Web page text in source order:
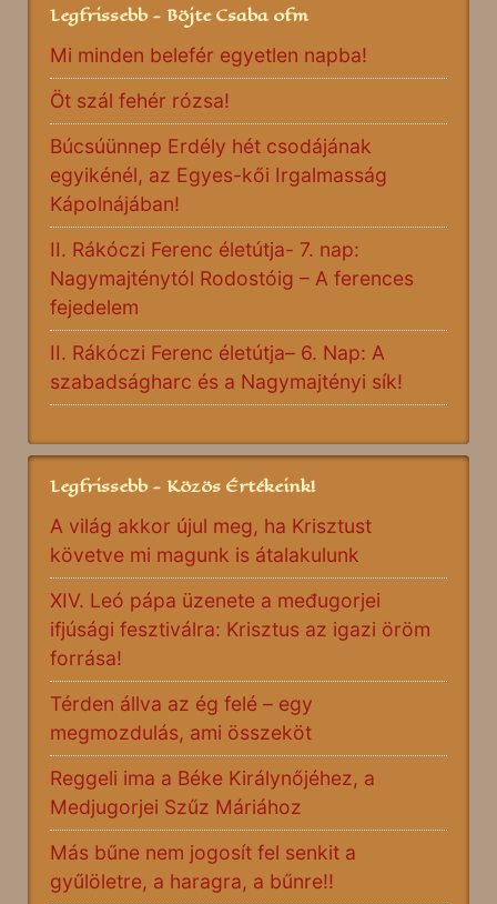
Legfrissebb - Böjte Csaba ofm
Mi minden belefér egyetlen napba!
Öt szál fehér rózsa!
Búcsúünnep Erdély hét csodájának
egyikénél, az Egyes-kői Irgalmasság
Kápolnájában!
II. Rákóczi Ferenc életútja- 7. nap:
Nagymajténytól Rodostóig – A ferences
fejedelem
II. Rákóczi Ferenc életútja– 6. Nap: A
szabadságharc és a Nagymajtényi sík!
Legfrissebb - Közös Értékeink!
A világ akkor újul meg, ha Krisztust
követve mi magunk is átalakulunk
XIV. Leó pápa üzenete a međugorjei
ifjúsági fesztiválra: Krisztus az igazi öröm
forrása!
Térden állva az ég felé – egy
megmozdulás, ami összeköt
Reggeli ima a Béke Királynőjéhez, a
Medjugorjei Szűz Máriához
Más bűne nem jogosít fel senkit a
gyűlöletre, a haragra, a bűnre!!